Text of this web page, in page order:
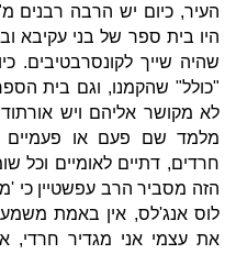
העיר, כיום יש הרבה רבנים
היו בית ספר של בני עקיבא
שהיה שייך לקונסרבטיבים.
"כולל" שהקמנו, וגם בית
לא מקושר אליהם ויש
מלמד שם פעם או פעמיים
חרדים, דתיים לאומיים וכל
הזה מסביר הרב עפשטיין כי
לוס אנג'לס, אין באמת
את עצמי אני מגדיר חרדי,